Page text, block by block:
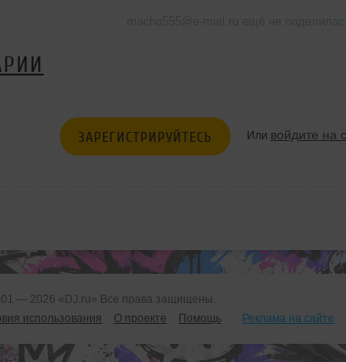
ЗАРЕГИСТРИРУЙТЕСЬ Или войдите на
— 2026 «DJ.ru» Все права защищены.
использования
О проекте Помощь Реклама на сайте